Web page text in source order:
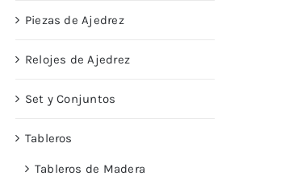
Piezas de Ajedrez
Relojes de Ajedrez
Set y Conjuntos
Tableros
Tableros de Madera